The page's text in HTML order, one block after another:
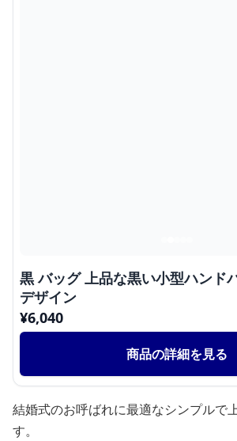
黒 バッグ 上品な黒い小型ハンド
デザイン
¥6,040
商品の詳細を見る
結婚式のお呼ばれに最適なシンプルで
す。